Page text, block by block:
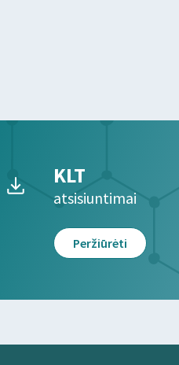
KLT
atsisiuntimai
Peržiūrėti